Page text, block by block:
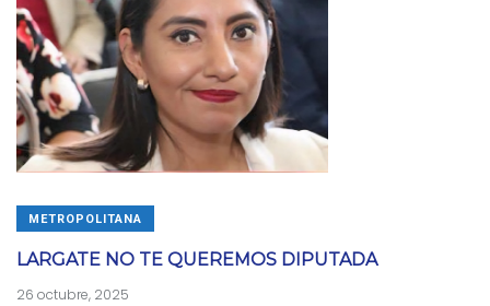
METROPOLITANA
LARGATE NO TE QUEREMOS DIPUTADA
26 octubre, 2025